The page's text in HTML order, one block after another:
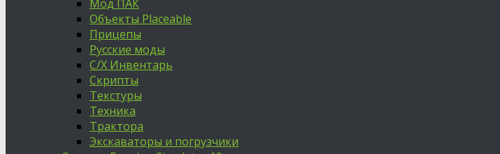
Мод ПАК
Объекты Placeable
Прицепы
Русские моды
С/Х Инвентарь
Скрипты
Текстуры
Техника
Трактора
Экскаваторы и погрузчики